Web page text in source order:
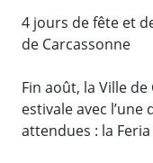
4 jours de fête et
de Carcassonne
Fin août, la Ville
estivale avec
attendues : la